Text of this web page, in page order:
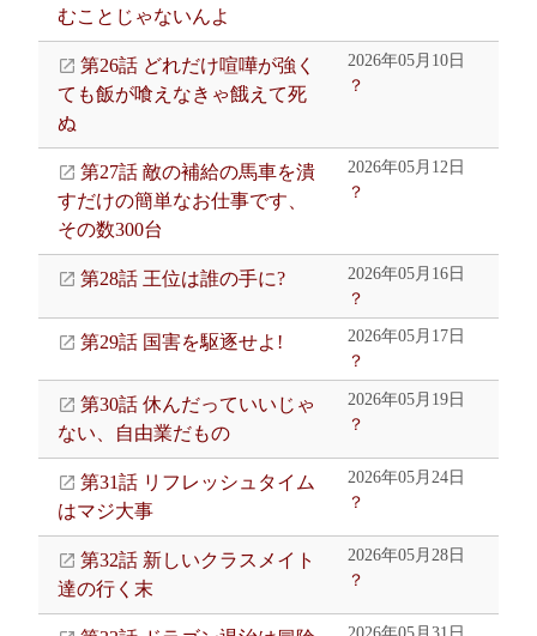
むことじゃないんよ
第26話 どれだけ喧嘩が強く
ても飯が喰えなきゃ餓えて死
ぬ
2026年05月10日
？
第27話 敵の補給の馬車を潰
すだけの簡単なお仕事です、
その数300台
2026年05月12日
？
第28話 王位は誰の手に?
2026年05月16日
？
第29話 国害を駆逐せよ!
2026年05月17日
？
第30話 休んだっていいじゃ
ない、自由業だもの
2026年05月19日
？
第31話 リフレッシュタイム
はマジ大事
2026年05月24日
？
第32話 新しいクラスメイト
達の行く末
2026年05月28日
？